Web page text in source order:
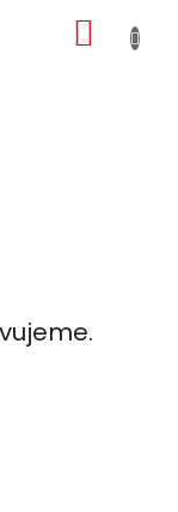
KOŠÍK